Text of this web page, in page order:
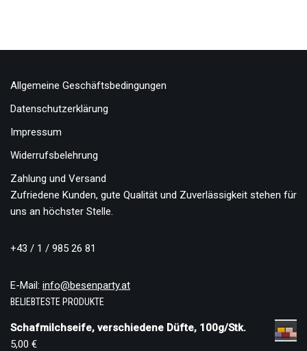
Allgemeine Geschäftsbedingungen
Datenschutzerklärung
Impressum
Widerrufsbelehrung
Zahlung und Versand
Zufriedene Kunden, gute Qualität und Zuverlässigkeit stehen für
uns an höchster Stelle.
+43 / 1 / 985 26 81
E-Mail: info@besenparty.at
BELIEBTESTE PRODUKTE
Schafmilchseife, verschiedene Düfte, 100g/Stk.
5,00 €